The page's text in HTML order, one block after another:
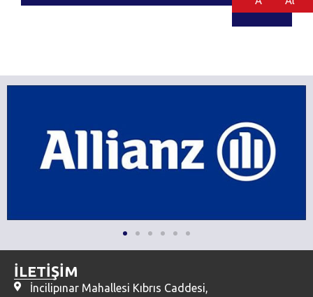
İLETİŞİM
İncilipınar Mahallesi Kıbrıs Caddesi,